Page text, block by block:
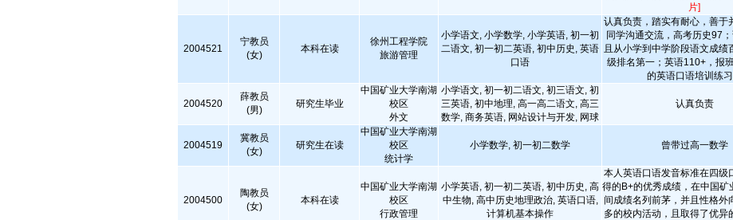
片]
2004521
宁教员
(女)
本科在读
徐州工程学院
旅游管理
小学语文, 小学数学, 小学英语, 初一初
二语文, 初一初二英语, 初中历史, 英语
口语
认真负责，踏实有耐心，善于
同学沟通交流，高考历史97；
且从小学到中学阶段语文成绩
级排名第一；英语110+，报
的英语口语培训练习
2004520
薛教员
(男)
研究生毕业
中国矿业大学南湖
校区
外文
小学语文, 初一初二语文, 初三语文, 初
三英语, 初中地理, 高一高二语文, 高三
数学, 商务英语, 网站设计与开发, 网球
认真负责
2004519
冀教员
(女)
研究生在读
中国矿业大学南湖
校区
统计学
小学数学, 初一初二数学 曾带过高一数学
2004500
陶教员
(女)
本科在读
中国矿业大学南湖
校区
行政管理
小学英语, 初一初二英语, 初中历史, 高
中生物, 高中历史地理政治, 英语口语,
计算机基本操作
本人英语口语发音标准在四级
得的B+的优秀成绩，在中国矿
间成绩名列前茅，并且性格外
多的校内活动，且取得了优异